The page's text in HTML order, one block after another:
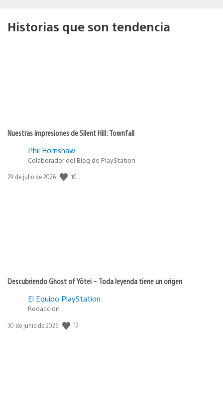
Historias que son tendencia
Nuestras impresiones de Silent Hill: Townfall
Phil Hornshaw
Colaborador del Blog de PlayStation
Fecha
29 de julio de 2026 10
Descubriendo Ghost of Yōtei – Toda leyenda tiene un origen
El Equipo PlayStation
Redacción
Fecha
30 de junio de 2026 12